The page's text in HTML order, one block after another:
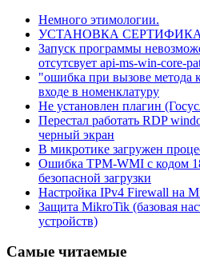
Немного этимологии.
УСТАНОВКА
Запуск программы
отсутсвует api-ms-win-core-
"ошибка при вызове метода
входе в номенклатуру
Не установлен плагин
Перестал работать RDP
черный экран
В микротике загружен
Ошибка TPM-WMI с кодом
безопасной загрузки
Настройка IPv4 Firewall на
Защита MikroTik (базовая
устройств)
Самые читаемые